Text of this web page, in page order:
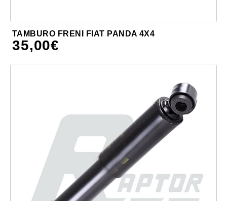
TAMBURO FRENI FIAT PANDA 4X4
35,00€